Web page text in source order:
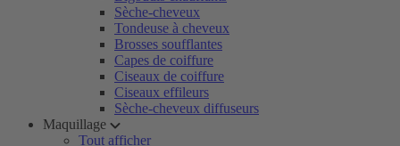
Sèche-cheveux
Tondeuse à cheveux
Brosses soufflantes
Capes de coiffure
Ciseaux de coiffure
Ciseaux effileurs
Sèche-cheveux diffuseurs
Maquillage
Tout afficher